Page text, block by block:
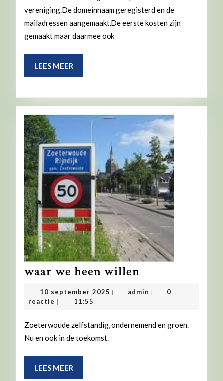
vereniging.De domeinnaam geregisterd en de
mailadressen aangemaakt.De eerste kosten zijn
gemaakt maar daarmee ook
LEES MEER
MEER
waar we heen willen
we
heen
10 september 2025 10
| admin admin
|
0
reactie | 11:55
Zoeterwoude zelfstandig, ondernemend en groen.
Nu en ook in de toekomst.
LEES MEER
MEER